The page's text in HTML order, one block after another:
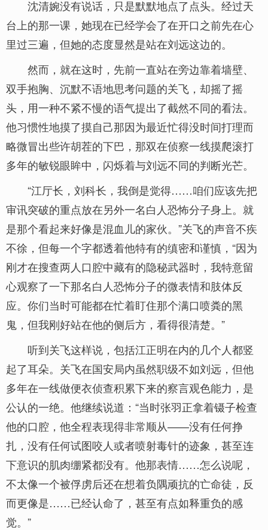
沈清婉没有说话，只是默默地点了点头。经过天
台上的那一课，她现在已经学会了在开口之前先在心
里过三遍，但她的态度显然是站在刘远这边的。
然而，就在这时，先前一直站在旁边靠着墙壁、
双手抱胸、沉默不语地思考问题的关飞，却摇了摇
头，用一种不紧不慢的语气提出了截然不同的看法。
他习惯性地摸了摸自己那因为最近忙得没时间打理而
略微冒出些许胡茬的下巴，那双在侦察一线摸爬滚打
多年的敏锐眼眸中，闪烁着与刘远不同的判断光芒。
“江厅长，刘科长，我倒是觉得……咱们应该先把
审讯突破的重点放在另外一名白人恐怖分子身上。就
是那个看起来好像是混血儿的家伙。”关飞的声音不疾
不徐，但每一个字都透着他特有的缜密和谨慎，“因为
刚才在搜查两人口腔中藏有的隐秘武器时，我特意留
心观察了一下那名白人恐怖分子的微表情和肢体反
应。你们当时可能都在忙着盯住那个满口喷粪的黑
鬼，但我刚好站在他的侧后方，看得很清楚。”
听到关飞这样说，包括江正明在内的几个人都竖
起了耳朵。关飞在国安局内虽然职级不如刘远，但他
多年在一线做便衣侦查积累下来的察言观色能力，是
公认的一绝。他继续说道：“当时张羽正拿着镊子检查
他的口腔，他全程表现得非常顺从——没有任何挣
扎，没有任何试图咬人或者喷射毒针的迹象，甚至连
下意识的肌肉绷紧都没有。他那表情……怎么说呢，
不太像一个被俘虏后还在想着负隅顽抗的亡命徒，反
而更像是……已经认命了，甚至有点如释重负的感
觉。”